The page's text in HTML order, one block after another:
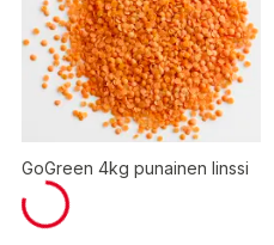
GoGreen 4kg punainen linssi